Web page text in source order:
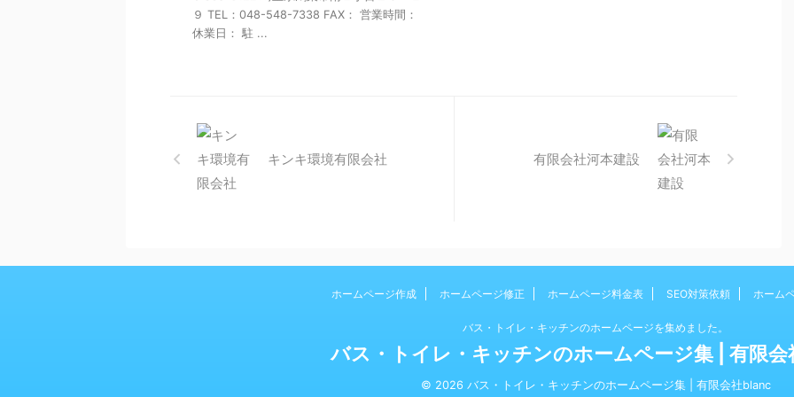
９ TEL：048-548-7338 FAX： 営業時間：
休業日： 駐 ...
キンキ環境有限会社 有限会社河本建設
ホームページ作成 ホームページ修正 ホームページ料金表 SEO対策依頼 ホーム
バス・トイレ・キッチンのホームページを集めました。
バス・トイレ・キッチンのホームページ集 | 有限
© 2026 バス・トイレ・キッチンのホームページ集 | 有限会社blanc